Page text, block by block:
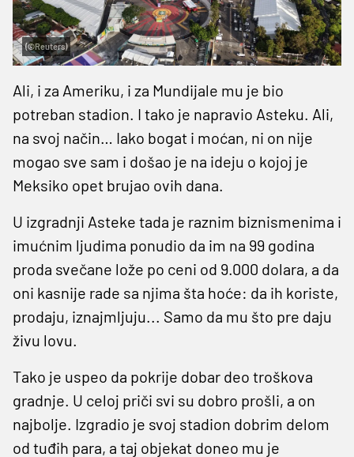
(©Reuters)
Ali, i za Ameriku, i za Mundijale mu je bio
potreban stadion. I tako je napravio Asteku. Ali,
na svoj način… Iako bogat i moćan, ni on nije
mogao sve sam i došao je na ideju o kojoj je
Meksiko opet brujao ovih dana.
U izgradnji Asteke tada je raznim biznismenima i
imućnim ljudima ponudio da im na 99 godina
proda svečane lože po ceni od 9.000 dolara, a da
oni kasnije rade sa njima šta hoće: da ih koriste,
prodaju, iznajmljuju... Samo da mu što pre daju
živu lovu.
Tako je uspeo da pokrije dobar deo troškova
gradnje. U celoj priči svi su dobro prošli, a on
najbolje. Izgradio je svoj stadion dobrim delom
od tuđih para, a taj objekat doneo mu je